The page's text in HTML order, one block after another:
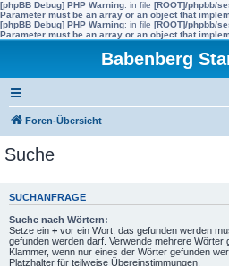
[phpBB Debug] PHP Warning: in file [ROOT]/phpbb/
Parameter must be an array or an object that
[phpBB Debug] PHP Warning: in file [ROOT]/phpbb/
Parameter must be an array or an object that
Babenberg
Foren-Übersicht
Suche
SUCHANFRAGE
Suche nach Wörtern:
Setze ein + vor ein Wort, das gefunden werden
gefunden werden darf. Verwende mehrere Wörter
Klammer, wenn nur eines der Wörter gefunden
Platzhalter für teilweise Übereinstimmungen.